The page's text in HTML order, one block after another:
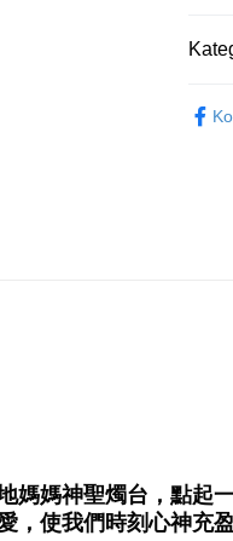
付款
媽媽神聖燭台，點起
，使我們時刻心神充盈